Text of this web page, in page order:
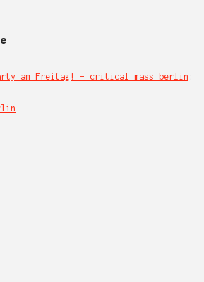
am Freitag! – critical mass berlin :